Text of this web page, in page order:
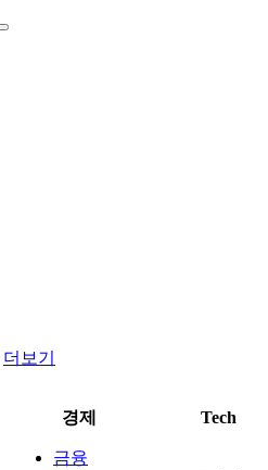
더보기
경제 Tech
금융